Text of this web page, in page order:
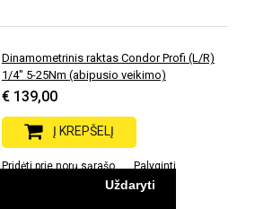
Uždaryti
Dinamometrinis raktas Condor Profi (L/R)
1/4" 5-25Nm (abipusio veikimo)
€ 139,00
Į KREPŠELĮ
Pridėti prie norų sąrašo Palyginti